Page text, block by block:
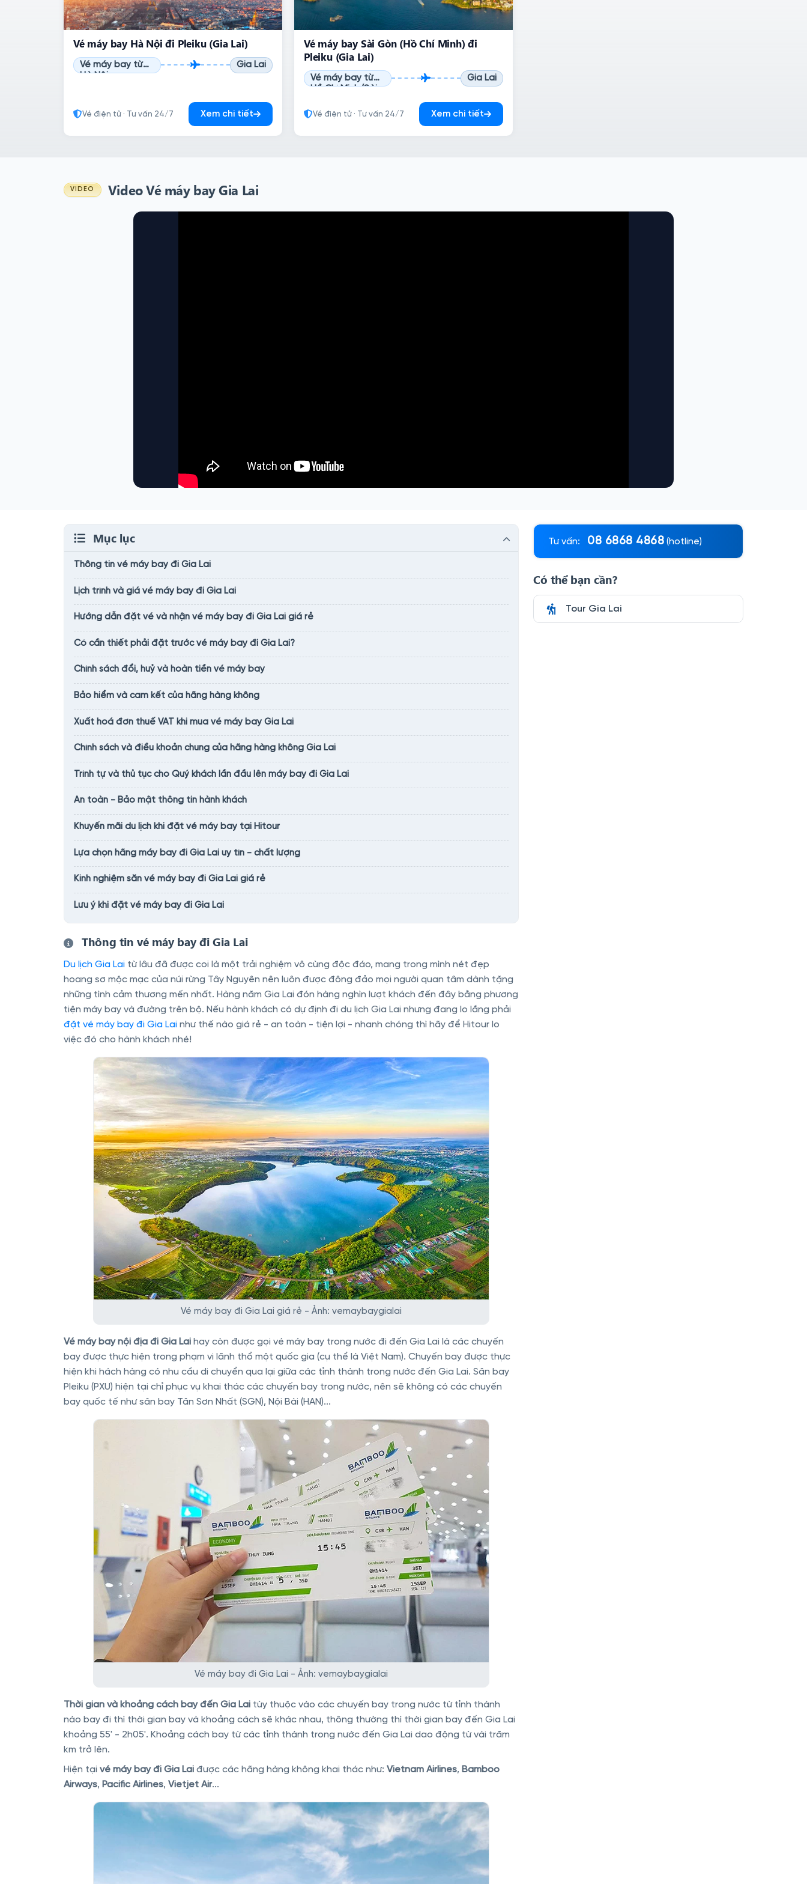
Vé máy bay Hà Nội đi Pleiku (Gia Lai)
Vé máy bay từ
Hà Nội
Gia Lai
Vé điện tử · Tư vấn 24/7 Xem chi tiết
Vé máy bay Sài Gòn (Hồ Chí Minh) đi
Pleiku (Gia Lai)
Vé máy bay từ
Hồ Chí Minh (Sài
Gia Lai
Vé điện tử · Tư vấn 24/7 Xem chi tiết
VIDEO Video Vé máy bay Gia Lai
Mục lục
Thông tin vé máy bay đi Gia Lai
Lịch trình và giá vé máy bay đi Gia Lai
Hướng dẫn đặt vé và nhận vé máy bay đi Gia Lai giá rẻ
Có cần thiết phải đặt trước vé máy bay đi Gia Lai?
Chính sách đổi, huỷ và hoàn tiền vé máy bay
Bảo hiểm và cam kết của hãng hàng không
Xuất hoá đơn thuế VAT khi mua vé máy bay Gia Lai
Chính sách và điều khoản chung của hãng hàng không Gia Lai
Trình tự và thủ tục cho Quý khách lần đầu lên máy bay đi Gia Lai
An toàn - Bảo mật thông tin hành khách
Khuyến mãi du lịch khi đặt vé máy bay tại Hitour
Lựa chọn hãng máy bay đi Gia Lai uy tín - chất lượng
Kinh nghiệm săn vé máy bay đi Gia Lai giá rẻ
Lưu ý khi đặt vé máy bay đi Gia Lai
Thông tin vé máy bay đi Gia Lai
Du lịch Gia Lai từ lâu đã được coi là một trải nghiệm vô cùng độc đáo, mang trong mình nét đẹp
hoang sơ mộc mạc của núi rừng Tây Nguyên nên luôn được đông đảo mọi người quan tâm dành tặng
những tình cảm thương mến nhất. Hàng năm Gia Lai đón hàng nghìn lượt khách đến đây bằng phương
tiện máy bay và đường trên bộ. Nếu hành khách có dự định đi du lịch Gia Lai nhưng đang lo lắng phải
đặt vé máy bay đi Gia Lai như thế nào giá rẻ - an toàn - tiện lợi - nhanh chóng thì hãy để Hitour lo
việc đó cho hành khách nhé!
Vé máy bay đi Gia Lai giá rẻ - Ảnh: vemaybaygialai
Vé máy bay nội địa đi Gia Lai hay còn được gọi vé máy bay trong nước đi đến Gia Lai là các chuyến
bay được thực hiện trong phạm vi lãnh thổ một quốc gia (cụ thể là Việt Nam). Chuyến bay được thực
hiện khi hách hàng có nhu cầu di chuyển qua lại giữa các tỉnh thành trong nước đến Gia Lai. Sân bay
Pleiku (PXU) hiện tại chỉ phục vụ khai thác các chuyến bay trong nước, nên sẽ không có các chuyến
bay quốc tế như sân bay Tân Sơn Nhất (SGN), Nội Bài (HAN)...
Vé máy bay đi Gia Lai - Ảnh: vemaybaygialai
Thời gian và khoảng cách bay đến Gia Lai tùy thuộc vào các chuyến bay trong nước từ tỉnh thành
nào bay đi thì thời gian bay và khoảng cách sẽ khác nhau, thông thường thì thời gian bay đến Gia Lai
khoảng 55' - 2h05'. Khoảng cách bay từ các tỉnh thành trong nước đến Gia Lai dao động từ vài trăm
km trở lên.
Hiện tại vé máy bay đi Gia Lai được các hãng hàng không khai thác như: Vietnam Airlines, Bamboo
Airways, Pacific Airlines, Vietjet Air...
Tư vấn: 08 6868 4868 (hotline)
Có thể bạn cần?
Tour Gia Lai